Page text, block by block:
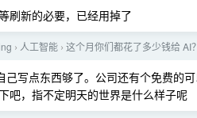
刷新的必要，已经用掉了
› 人工智能 › 这个月你们都花了多少钱给 AI？
写点东西够了。公司还有个免费的可
吧，指不定明天的世界是什么样子呢